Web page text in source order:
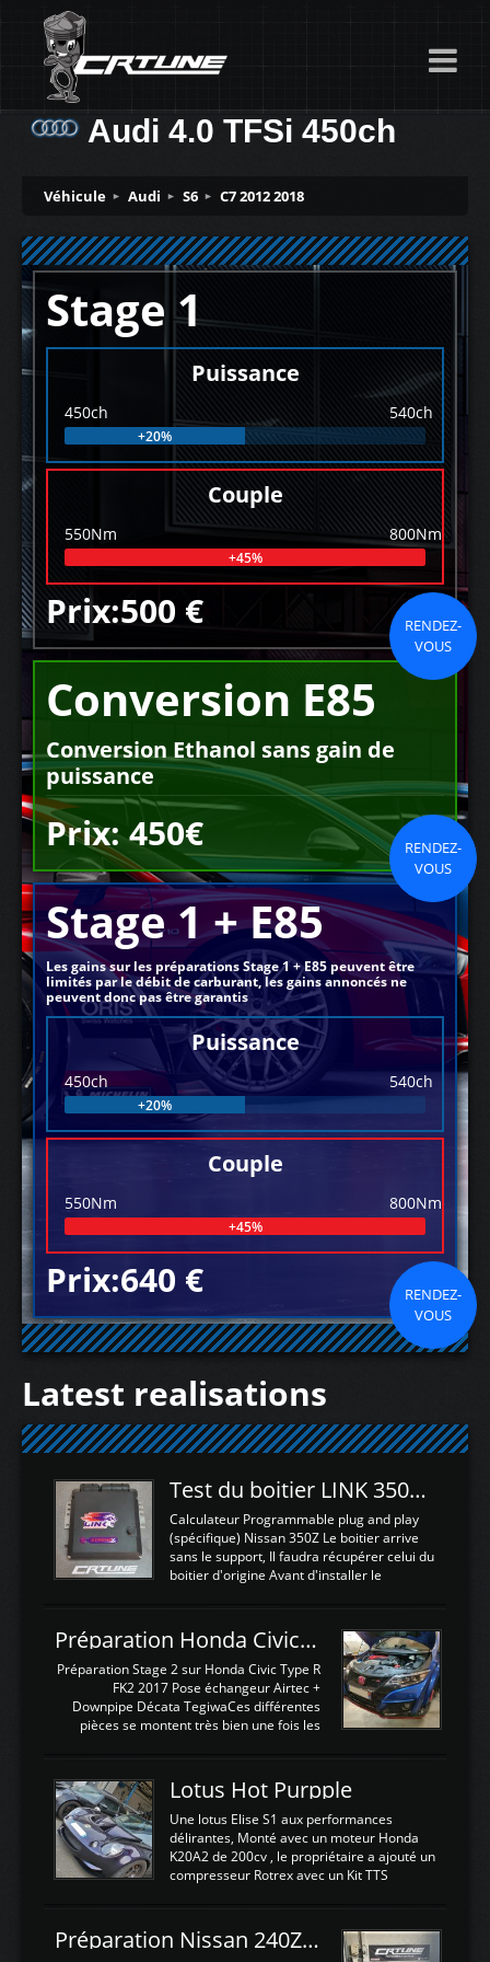
Audi 4.0 TFSi 450ch
Véhicule Audi S6 C7 2012 2018
Stage 1
Puissance
450ch 540ch
+20%
Couple
550Nm 800Nm
+45%
Prix:500 €
RENDEZ-
VOUS
Conversion E85
Conversion Ethanol sans gain de
puissance
Prix: 450€
RENDEZ-
VOUS
Stage 1 + E85
Les gains sur les préparations Stage 1 + E85 peuvent être
limités par le débit de carburant, les gains annoncés ne
peuvent donc pas être garantis
Puissance
450ch 540ch
+20%
Couple
550Nm 800Nm
+45%
Prix:640 €
RENDEZ-
VOUS
Latest realisations
Test du boitier LINK 350Z Plugin ECU
Calculateur Programmable plug and play
(spécifique) Nissan 350Z Le boitier arrive
sans le support, Il faudra récupérer celui du
boitier d'origine Avant d'installer le
d'envoyer l'information de la large bande
dans le boitier. sydney sweeney deepfake
La sortie 0-5V de l'afr sera connectée sur
l'entrée AN Volt 8 et GndAN pour
Analogique, et Volt car l'information est une
tension (Pas une résistance variable d'un
est temps de brancher le ...
Préparation Honda Civic Type R FK2
Préparation Stage 2 sur Honda Civic Type R
FK2 2017 Pose échangeur Airtec +
Downpipe Décata TegiwaCes différentes
pièces se montent très bien une fois les
légere découpe du plastique inferieur,
negénant en rien la structure ou le
fonctionnement du fond plat. Une
reprogrammation Stage 2 est faite sur le
calculateur d'origine. Une alternative
économique au passage sur Hondata
d'origine 310cv et 400Nn , Une fois
reprogrammé et les ...
Lotus Hot Purpple
Une lotus Elise S1 aux performances
délirantes, Monté avec un moteur Honda
K20A2 de 200cv , le propriétaire a ajouté un
compresseur Rotrex avec un Kit TTS
d'augmenter la puissance de son moteur:
un watercooler a été ajouté. 300Cv sans
Préparation Nissan 240Z SR20DET